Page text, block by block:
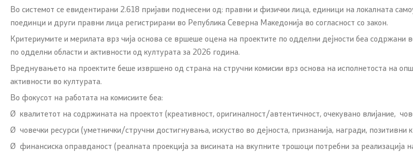
Одлуки
Светско природно и културно
наследство на охридскиот регион
Национална стратегија за развој на
Слободен пристап до информации
од ЈК - барања и одговори
Во системот се евидентирани 2.618 пријави поднесени од: правни и физички лица, единици на локалната
поединци и други правни лица регистрирани во Република Северна Македонија во согласност со закон.
Критериумите и мерилата врз чија основа се вршеше оцена на проектите по одделни дејности беа
по одделни области и активности од културата за 2026 година.
Вреднувањето на проектите беше извршено од страна на стручни комисии врз основа на исполнетоста на
активности во културата.
Во фокусот на работата на комисиите беа:
Ø квалитетот на содржината на проектот (креативност, оригиналност/автентичност, очекувано влијание,
Ø човечки ресурси (уметнички/стручни достигнувања, искуство во дејноста, признанија, награди,
Ø финансиска оправданост (реалната проекција за висината на вкупните трошоци потребни за реализација